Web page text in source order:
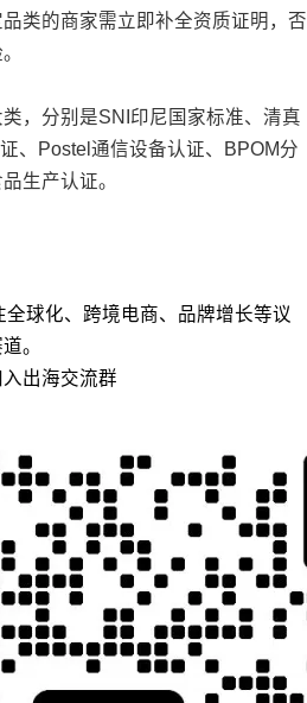
类的商家需立即补全资质证明，否
，分别是SNI印尼国家标准、清真
、Postel通信设备认证、BPOM分
生产认证。
全球化、跨境电商、品牌增长等议
。
出海交流群